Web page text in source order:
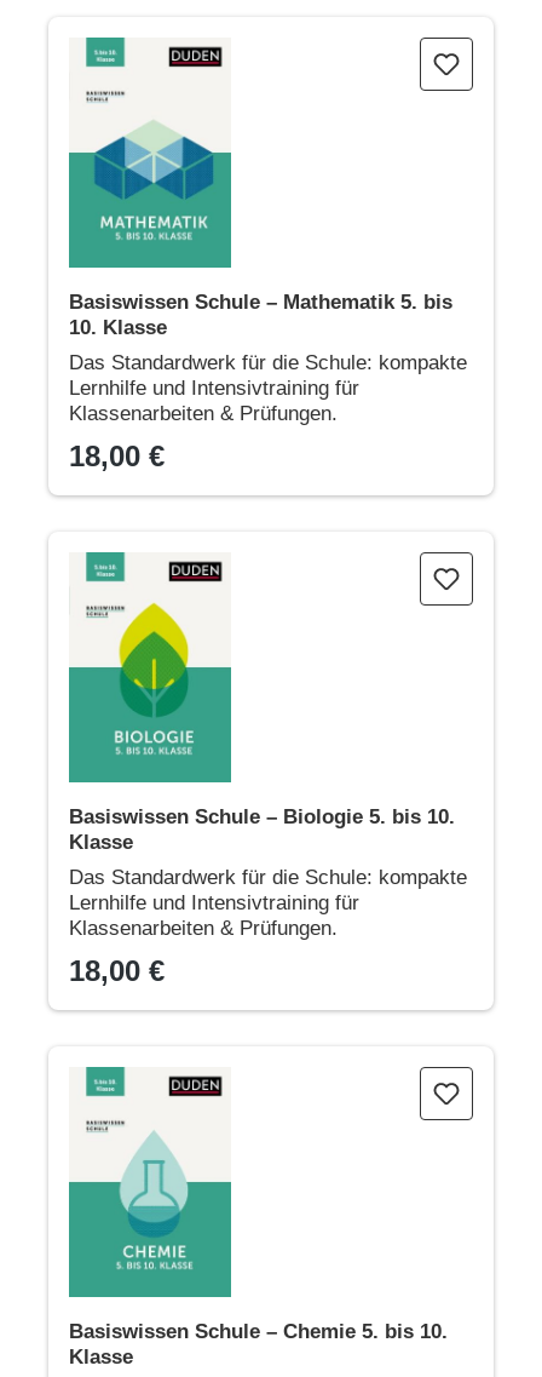
Basiswissen Schule – Mathematik 5. bis 10. Klasse
Basiswissen Schule – Mathematik 5. bis
10. Klasse
Das Standardwerk für die Schule: kompakte
Lernhilfe und Intensivtraining für
Klassenarbeiten & Prüfungen.
18,00 €
Basiswissen Schule – Biologie 5. bis 10. Klasse
Basiswissen Schule – Biologie 5. bis 10.
Klasse
Das Standardwerk für die Schule: kompakte
Lernhilfe und Intensivtraining für
Klassenarbeiten & Prüfungen.
18,00 €
Basiswissen Schule – Chemie 5. bis 10. Klasse
Basiswissen Schule – Chemie 5. bis 10.
Klasse